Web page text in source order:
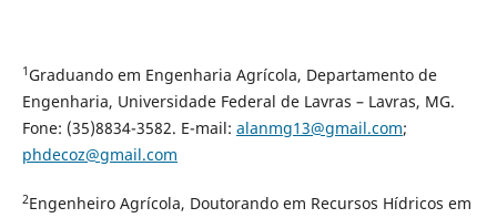
1Graduando em Engenharia Agrícola, Departamento de
Engenharia, Universidade Federal de Lavras – Lavras, MG.
Fone: (35)8834-3582. E-mail: alanmg13@gmail.com;
phdecoz@gmail.com
2Engenheiro Agrícola, Doutorando em Recursos Hídricos em